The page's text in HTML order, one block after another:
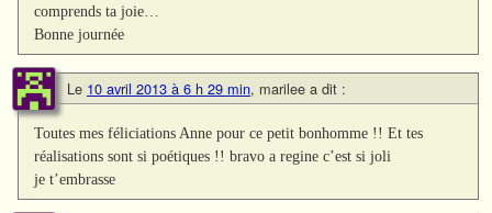
comprends ta joie…
Bonne journée
Le 10 avril 2013 à 6 h 29 min, marilee a dit :
Toutes mes féliciations Anne pour ce petit bonhomme !! Et tes
réalisations sont si poétiques !! bravo a regine c’est si joli
je t’embrasse